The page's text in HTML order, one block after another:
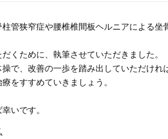
管狭窄症や腰椎椎間板ヘルニアによる坐
くために、執筆させていただきました。
で、改善の一歩を踏み出していただけれ
をすすめていきましょう。
いです。